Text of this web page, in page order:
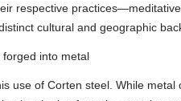
respective
cultural and geographic
forged into metal
use of Corten steel. While